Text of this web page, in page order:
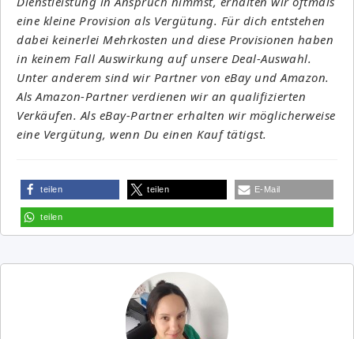
eine kleine Provision als Vergütung. Für dich entstehen
dabei keinerlei Mehrkosten und diese Provisionen haben
in keinem Fall Auswirkung auf unsere Deal-Auswahl.
Unter anderem sind wir Partner von eBay und Amazon.
Als Amazon-Partner verdienen wir an qualifizierten
Verkäufen. Als eBay-Partner erhalten wir möglicherweise
eine Vergütung, wenn Du einen Kauf tätigst.
teilen teilen E-Mail
teilen